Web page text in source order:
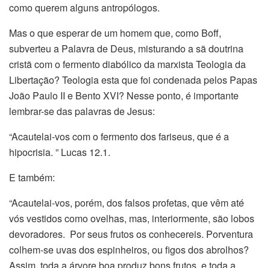
como querem alguns antropólogos.
Mas o que esperar de um homem que, como Boff,
subverteu a Palavra de Deus, misturando a sã doutrina
cristã com o fermento diabólico da marxista Teologia da
Libertação? Teologia esta que foi condenada pelos Papas
João Paulo II e Bento XVI? Nesse ponto, é importante
lembrar-se das palavras de Jesus:
“Acautelai-vos com o fermento dos fariseus, que é a
hipocrisia. ” Lucas 12.1.
E também:
“Acautelai-vos, porém, dos falsos profetas, que vêm até
vós vestidos como ovelhas, mas, interiormente, são lobos
devoradores. Por seus frutos os conhecereis. Porventura
colhem-se uvas dos espinheiros, ou figos dos abrolhos?